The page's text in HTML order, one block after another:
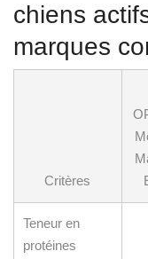
chiens
marques
Critères
Teneur en
protéines